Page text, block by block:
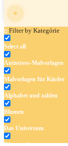
Filter by Kategórie
Select all
Antistress-Malvorlagen
Malvorlagen für Kinder
Alphabet und zahlen
Blumen
Das Universum
Dinosaurier